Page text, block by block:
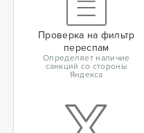
Проверка на фильтр
переспам
Определяет наличие
санкций со стороны
Яндекса